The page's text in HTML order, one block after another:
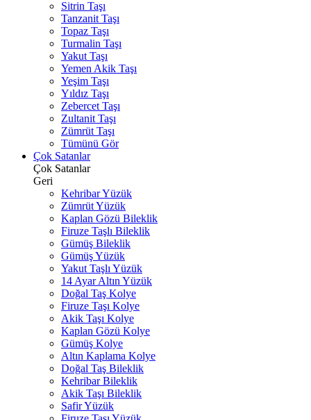
Sitrin Taşı
Tanzanit Taşı
Topaz Taşı
Turmalin Taşı
Yakut Taşı
Yemen Akik Taşı
Yeşim Taşı
Yıldız Taşı
Zebercet Taşı
Zultanit Taşı
Zümrüt Taşı
Tümünü Gör
Çok Satanlar
Çok Satanlar
Geri
Kehribar Yüzük
Zümrüt Yüzük
Kaplan Gözü Bileklik
Firuze Taşlı Bileklik
Gümüş Bileklik
Gümüş Yüzük
Yakut Taşlı Yüzük
14 Ayar Altın Yüzük
Doğal Taş Kolye
Firuze Taşı Kolye
Akik Taşı Kolye
Kaplan Gözü Kolye
Gümüş Kolye
Altın Kaplama Kolye
Doğal Taş Bileklik
Kehribar Bileklik
Akik Taşı Bileklik
Safir Yüzük